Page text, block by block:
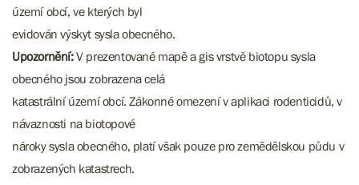
území obcí, ve kterých byl
evidován výskyt sysla obecného.
Upozornění:V prezentované mapě a gis vrstvě biotopu sysla
obecného jsou zobrazena celá
katastrální území obcí. Zákonné omezení v aplikaci rodenticidů, v
návaznosti na biotopové
nároky sysla obecného, platí však pouze pro zemědělskou půdu v
zobrazených katastrech.